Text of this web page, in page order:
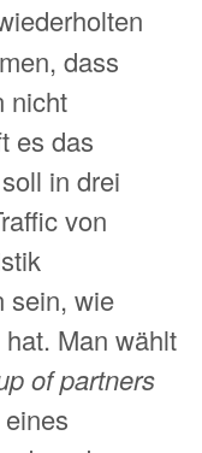
dass
nicht
es das
in drei
von
sein, wie
Man wählt
of partners